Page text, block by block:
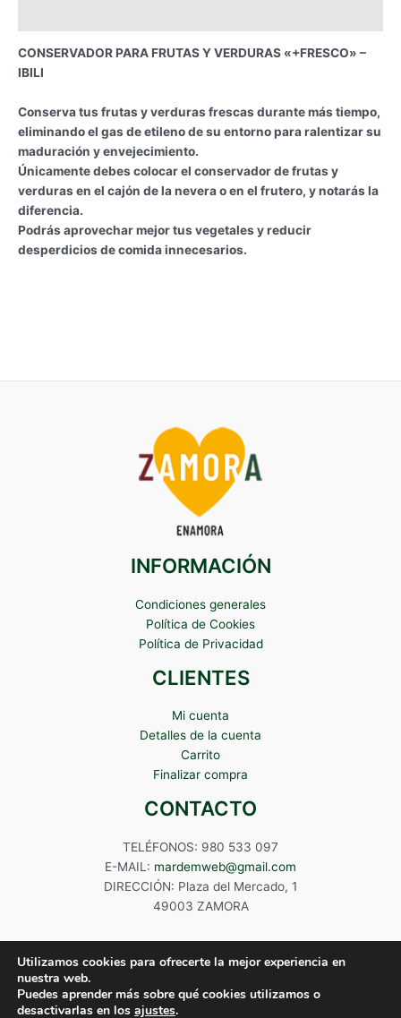
CONSERVADOR PARA FRUTAS Y VERDURAS «+FRESCO» –
IBILI
Conserva tus frutas y verduras frescas durante más tiempo,
eliminando el gas de etileno de su entorno para ralentizar su
maduración y envejecimiento.
Únicamente debes colocar el conservador de frutas y
verduras en el cajón de la nevera o en el frutero, y notarás la
diferencia.
Podrás aprovechar mejor tus vegetales y reducir
desperdicios de comida innecesarios.
INFORMACIÓN
Condiciones generales
Política de Cookies
Política de Privacidad
CLIENTES
Mi cuenta
Detalles de la cuenta
Carrito
Finalizar compra
CONTACTO
TELÉFONOS: 980 533 097
E-MAIL: mardemweb@gmail.com
DIRECCIÓN: Plaza del Mercado, 1
49003 ZAMORA
Copyright © 2024 Mardem
Utilizamos cookies para ofrecerte la mejor experiencia en
nuestra web.
Puedes aprender más sobre qué cookies utilizamos o
desactivarlas en los ajustes.